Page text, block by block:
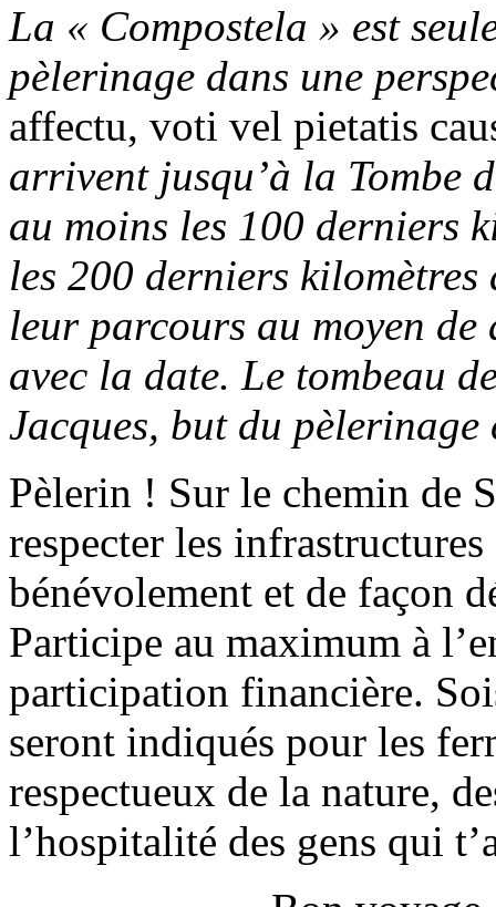
La « Compostela » est
pèlerinage dans une
affectu, voti vel pietatis
arrivent jusqu’à la Tombe
au moins les 100 derniers
les 200 derniers
leur parcours au moyen
avec la date. Le tombeau
Jacques, but du pèlerinage
Pèlerin ! Sur le chemin de
respecter les
bénévolement et de façon
Participe au maximum à
participation financière.
seront indiqués pour les
respectueux de la nature,
l’hospitalité des gens qui